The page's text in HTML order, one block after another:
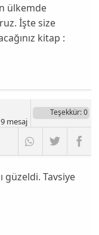
ülkemde
İşte size
kitap :
Teşekkür: 0
mesaj
güzeldi. Tavsiye